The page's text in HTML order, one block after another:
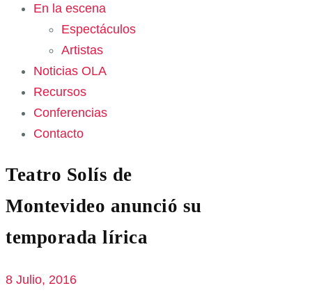
En la escena
Espectáculos
Artistas
Noticias OLA
Recursos
Conferencias
Contacto
Teatro Solís de
Montevideo anunció su
temporada lírica
8 Julio, 2016